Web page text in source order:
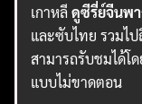
เกาหลีดูซีรี่ย์จีนพ
และซับไทย รวมไ
สามารถรับชมได้โ
แบบไม่ขาดตอน